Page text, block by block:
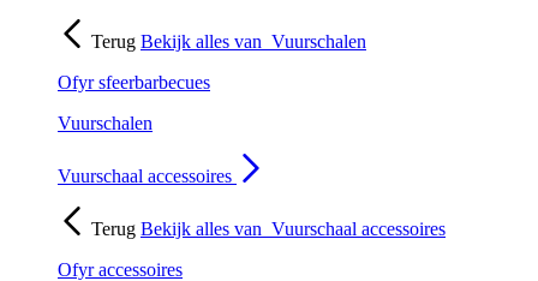
Terug Bekijk alles van Vuurschalen
Ofyr sfeerbarbecues
Vuurschalen
Vuurschaal accessoires
Terug Bekijk alles van Vuurschaal accessoires
Ofyr accessoires